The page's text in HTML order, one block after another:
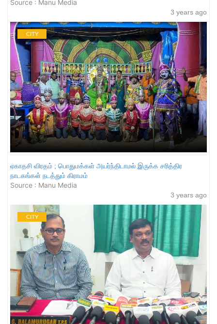
Source : Manu Media
3 years ago
CITY
ஏகாதசி விரதம் ; பொதுமக்கள் அயர்ந்திடாமல் இருக்க சரித்திர
நாடகங்கள் நடத்தும் கிராமம்
Source : Manu Media
3 years ago
CITY